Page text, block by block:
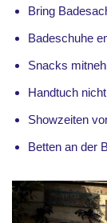
Bring
Badeschuhe
Snacks
Handtuch
Showzeiten
Betten an der